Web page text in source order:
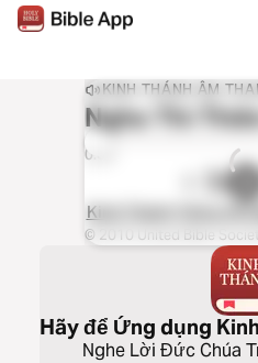
KINH THÁNH ÂM
Nghe Thi
0:00
Kinh Thánh Tiếng
© 2010 United Bible
Hãy để Ứng dụng
Nghe Lời Đức Chúa